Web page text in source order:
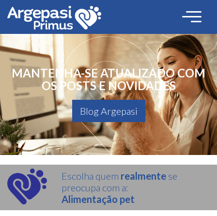
MANTENHA-SE ATUALIZADO COM
OS POSTS E NOVIDADES
Blog Argepasi
Escolha quem realmente se
preocupa com a:
Alimentação pet